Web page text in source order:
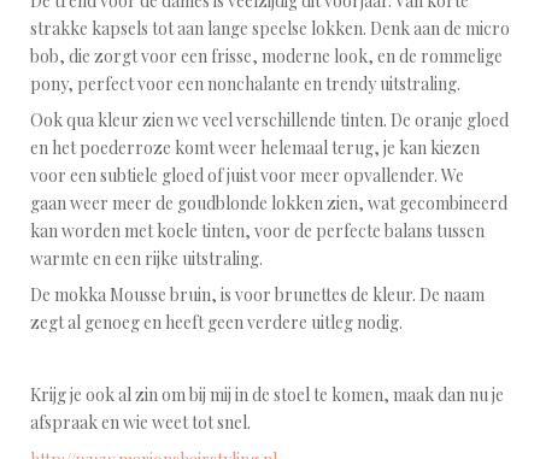
strakke kapsels tot aan lange speelse lokken. Denk aan de micro
bob, die zorgt voor een frisse, moderne look, en de rommelige
pony, perfect voor een nonchalante en trendy uitstraling.
Ook qua kleur zien we veel verschillende tinten. De oranje gloed
en het poederroze komt weer helemaal terug, je kan kiezen
voor een subtiele gloed of juist voor meer opvallender. We
gaan weer meer de goudblonde lokken zien, wat gecombineerd
kan worden met koele tinten, voor de perfecte balans tussen
warmte en een rijke uitstraling.
De mokka Mousse bruin, is voor brunettes de kleur. De naam
zegt al genoeg en heeft geen verdere uitleg nodig.
Krijg je ook al zin om bij mij in de stoel te komen, maak dan nu je
afspraak en wie weet tot snel.